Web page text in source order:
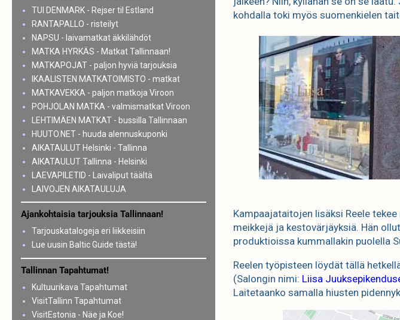
kohdalla toki myös suomenkielen
Kampaajataitojen lisäksi Reele
meikkejä ja kestovärjäyksiä. Hän
produktioissa kummallakin puolella
Reelen työpisteen löydät tällä
(Salongin nimi: Liisa
Laitetaanko samalla hiusten
TUI DENMARK - Rejser til Estland
RANTAPALLO - risteilyt
NAPSU - laivamatkat äkkilähdöt
MATKA HYRKÄS - Matkat Tallinnaan!
MATKAPOJAT - paljon hyviä tarjouksia
IKAALISTEN MATKATOIMISTO - matkat
MATKAVEKKA - paljon matkoja Viroon
POHJOLAN MATKA - valmismatkat Viroon
LEHTIMÄEN MATKAT - bussilla Tallinnaan
HUUTO.NET - huuda alennuskuponki
AIKATAULUT Helsinki - Tallinna
AIKATAULUT Tallinna - Helsinki
LAEVAPILETID - Laivaliput täältä
LAIVOJEN AIKATAULUJA
Ajankohtaisia tarjouksia Tallinnaan!
Tarjouskatalogeja eri liikkeisiin
Lue uusin Baltic Guide tästä!
Tallinnan Tapahtumat!
Kultuurikava Tapahtumat
VisitTallinn Tapahtumat
VisitEstonia - Näe ja Koe!